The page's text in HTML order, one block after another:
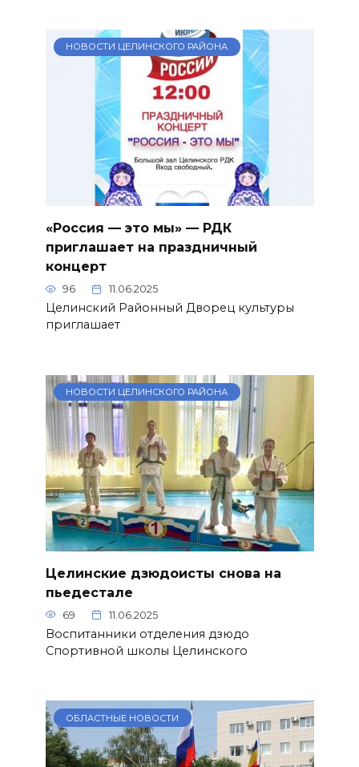
НОВОСТИ ЦЕЛИНСКОГО РАЙОНА
«Россия — это мы» — РДК
приглашает на праздничный
концерт
96 11.06.2025
Целинский Районный Дворец культуры
приглашает
НОВОСТИ ЦЕЛИНСКОГО РАЙОНА
Целинские дзюдоисты снова на
пьедестале
69 11.06.2025
Воспитанники отделения дзюдо
Спортивной школы Целинского
ОБЛАСТНЫЕ НОВОСТИ